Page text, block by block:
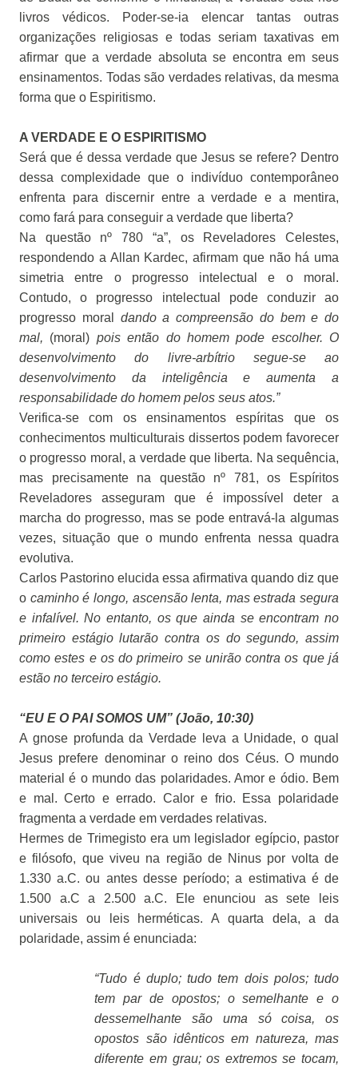
livros védicos. Poder-se-ia elencar tantas outras
organizações religiosas e todas seriam taxativas em
afirmar que a verdade absoluta se encontra em seus
ensinamentos. Todas são verdades relativas, da mesma
forma que o Espiritismo.
A VERDADE E O ESPIRITISMO
Será que é dessa verdade que Jesus se refere? Dentro
dessa complexidade que o indivíduo contemporâneo
enfrenta para discernir entre a verdade e a mentira,
como fará para conseguir a verdade que liberta?
Na questão nº 780 “a”, os Reveladores Celestes,
respondendo a Allan Kardec, afirmam que não há uma
simetria entre o progresso intelectual e o moral.
Contudo, o progresso intelectual pode conduzir ao
progresso moral dando a compreensão do bem e do
mal, (moral) pois então do homem pode escolher. O
desenvolvimento do livre-arbítrio segue-se ao
desenvolvimento da inteligência e aumenta a
responsabilidade do homem pelos seus atos.”
Verifica-se com os ensinamentos espíritas que os
conhecimentos multiculturais dissertos podem favorecer
o progresso moral, a verdade que liberta. Na sequência,
mas precisamente na questão nº 781, os Espíritos
Reveladores asseguram que é impossível deter a
marcha do progresso, mas se pode entravá-la algumas
vezes, situação que o mundo enfrenta nessa quadra
evolutiva.
Carlos Pastorino elucida essa afirmativa quando diz que
o caminho é longo, ascensão lenta, mas estrada segura
e infalível. No entanto, os que ainda se encontram no
primeiro estágio lutarão contra os do segundo, assim
como estes e os do primeiro se unirão contra os que já
estão no terceiro estágio.
“EU E O PAI SOMOS UM” (João, 10:30)
A gnose profunda da Verdade leva a Unidade, o qual
Jesus prefere denominar o reino dos Céus. O mundo
material é o mundo das polaridades. Amor e ódio. Bem
e mal. Certo e errado. Calor e frio. Essa polaridade
fragmenta a verdade em verdades relativas.
Hermes de Trimegisto era um legislador egípcio, pastor
e filósofo, que viveu na região de Ninus por volta de
1.330 a.C. ou antes desse período; a estimativa é de
1.500 a.C a 2.500 a.C. Ele enunciou as sete leis
universais ou leis herméticas. A quarta dela, a da
polaridade, assim é enunciada:
“Tudo é duplo; tudo tem dois polos; tudo
tem par de opostos; o semelhante e o
dessemelhante são uma só coisa, os
opostos são idênticos em natureza, mas
diferente em grau; os extremos se tocam,